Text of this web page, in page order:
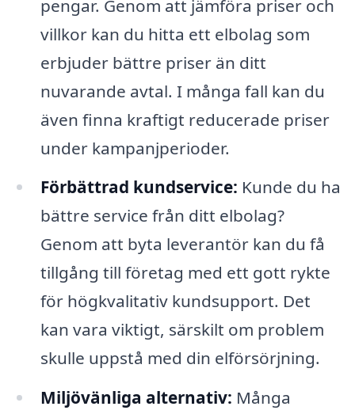
pengar. Genom att jämföra priser och
villkor kan du hitta ett elbolag som
erbjuder bättre priser än ditt
nuvarande avtal. I många fall kan du
även finna kraftigt reducerade priser
under kampanjperioder.
Förbättrad kundservice: Kunde du ha
bättre service från ditt elbolag?
Genom att byta leverantör kan du få
tillgång till företag med ett gott rykte
för högkvalitativ kundsupport. Det
kan vara viktigt, särskilt om problem
skulle uppstå med din elförsörjning.
Miljövänliga alternativ: Många